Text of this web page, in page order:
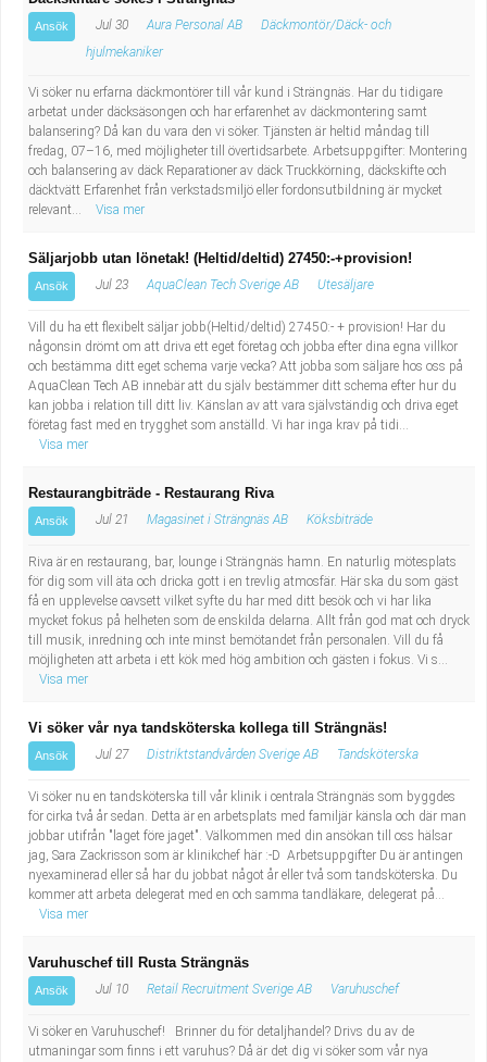
Naturvetenskapligt arbete
Pedagogiskt arbete
Sanering och renhållning
Socialt arbete
Säkerhetsarbete
Tekniskt arbete
Transport
Läkarsekreterare/Vårdadmin/Medicinsk
sekreterare
Lastbilsförare m.fl.
Fastighetsskötare
Informatör/Kommunikatör
Brevbärare
Sjuksköterska, grundutbildad
Kock, storhushåll
Undersköterska, vård- o specialavd. o mottagning
Bibliotekarie
Administrativ assistent
Lärare i gymnasiet
Ansök Jul 30 Aura Personal AB
Däckmontör/Däck- och
hjulmekaniker
Vi söker nu erfarna däckmontörer till vår kund i Strängnäs. Har du tidigare
arbetat under däcksäsongen och har erfarenhet av däckmontering samt
balansering? Då kan du vara den vi söker. Tjänsten är heltid måndag till
fredag, 07–16, med möjligheter till övertidsarbete. Arbetsuppgifter: Montering
och balansering av däck Reparationer av däck Truckkörning, däckskifte och
däcktvätt Erfarenhet från verkstadsmiljö eller fordonsutbildning är mycket
relevant...
Visa mer
Säljarjobb utan lönetak! (Heltid/deltid) 27450:-+provision!
Ansök Jul 23 AquaClean Tech Sverige AB Utesäljare
Vill du ha ett flexibelt säljar jobb(Heltid/deltid) 27450:- + provision! Har du
någonsin drömt om att driva ett eget företag och jobba efter dina egna villkor
och bestämma ditt eget schema varje vecka? Att jobba som säljare hos oss på
AquaClean Tech AB innebär att du själv bestämmer ditt schema efter hur du
kan jobba i relation till ditt liv. Känslan av att vara självständig och driva eget
företag fast med en trygghet som anställd. Vi har inga krav på tidi...
Visa mer
Restaurangbiträde - Restaurang Riva
Ansök Jul 21 Magasinet i Strängnäs AB Köksbiträde
Riva är en restaurang, bar, lounge i Strängnäs hamn. En naturlig mötesplats
för dig som vill äta och dricka gott i en trevlig atmosfär. Här ska du som gäst
få en upplevelse oavsett vilket syfte du har med ditt besök och vi har lika
mycket fokus på helheten som de enskilda delarna. Allt från god mat och dryck
till musik, inredning och inte minst bemötandet från personalen. Vill du få
möjligheten att arbeta i ett kök med hög ambition och gästen i fokus. Vi s...
Visa mer
Vi söker vår nya tandsköterska kollega till Strängnäs!
Ansök Jul 27 Distriktstandvården Sverige AB Tandsköterska
Vi söker nu en tandsköterska till vår klinik i centrala Strängnäs som byggdes
för cirka två år sedan. Detta är en arbetsplats med familjär känsla och där man
jobbar utifrån "laget före jaget". Välkommen med din ansökan till oss hälsar
jag, Sara Zackrisson som är klinikchef här :-D Arbetsuppgifter Du är antingen
nyexaminerad eller så har du jobbat något år eller två som tandsköterska. Du
kommer att arbeta delegerat med en och samma tandläkare, delegerat på...
Visa mer
Varuhuschef till Rusta Strängnäs
Ansök Jul 10 Retail Recruitment Sverige AB Varuhuschef
Vi söker en Varuhuschef! Brinner du för detaljhandel? Drivs du av de
utmaningar som finns i ett varuhus? Då är det dig vi söker som vår nya